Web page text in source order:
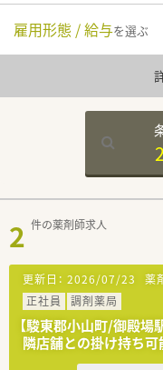
雇用形態 / 給与を選ぶ
2
2 件の薬剤師求人
更新日： 2026/07/23 薬
正社員
調剤薬局
【駿東郡小山町/御殿
隣店舗との掛け持ち可